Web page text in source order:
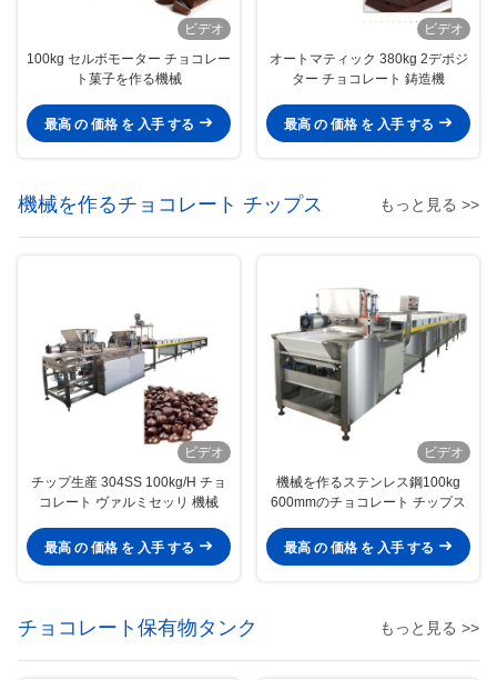
ビデオ
100kg セルボモーター チョコレー
ト菓子を作る機械
最高 の 価格 を 入手 する
ビデオ
オートマティック 380kg 2デポジ
ター チョコレート 鋳造機
最高 の 価格 を 入手 する
機械を作るチョコレート チップス もっと見る >>
ビデオ
チップ生産 304SS 100kg/H チョ
コレート ヴァルミセッリ 機械
最高 の 価格 を 入手 する
ビデオ
機械を作るステンレス鋼100kg
600mmのチョコレート チップス
最高 の 価格 を 入手 する
チョコレート保有物タンク もっと見る >>